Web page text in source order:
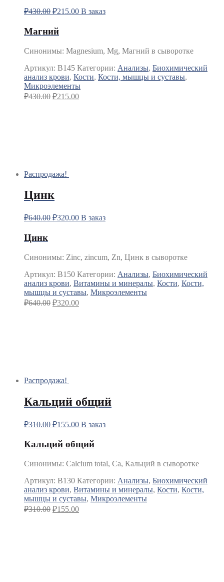
₽430.00 ₽215.00 В заказ
Магний
Синонимы: Magnesium, Mg, Магний в сыворотке
Артикул: B145 Категории: Анализы, Биохимический
анализ крови, Кости, Кости, мышцы и суставы,
Микроэлементы
₽430.00 ₽215.00
Распродажа!
Цинк
₽640.00 ₽320.00 В заказ
Цинк
Синонимы: Zinc, zincum, Zn, Цинк в сыворотке
Артикул: B150 Категории: Анализы, Биохимический
анализ крови, Витамины и минералы, Кости, Кости,
мышцы и суставы, Микроэлементы
₽640.00 ₽320.00
Распродажа!
Кальций общий
₽310.00 ₽155.00 В заказ
Кальций общий
Синонимы: Calcium total, Ca, Кальций в сыворотке
Артикул: B130 Категории: Анализы, Биохимический
анализ крови, Витамины и минералы, Кости, Кости,
мышцы и суставы, Микроэлементы
₽310.00 ₽155.00